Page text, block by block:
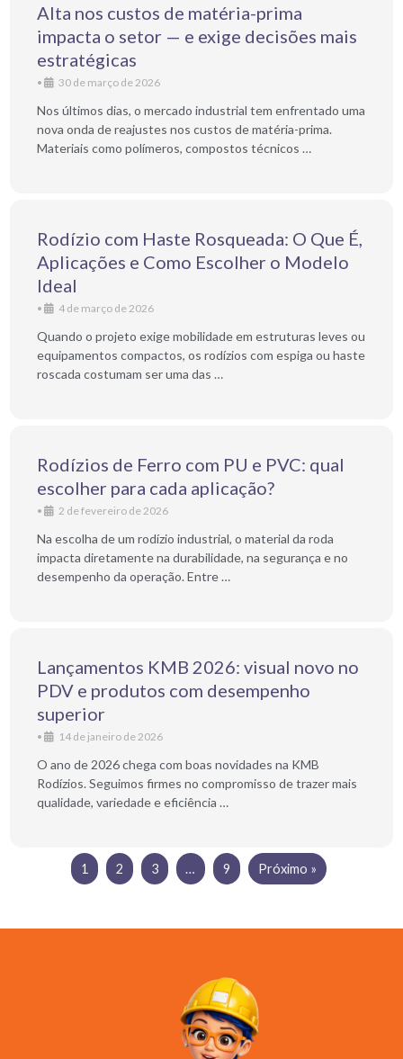
Alta nos custos de matéria-prima
impacta o setor — e exige decisões mais
estratégicas
• 30 de março de 2026
Nos últimos dias, o mercado industrial tem enfrentado uma
nova onda de reajustes nos custos de matéria-prima.
Materiais como polímeros, compostos técnicos …
Rodízio com Haste Rosqueada: O Que É,
Aplicações e Como Escolher o Modelo
Ideal
• 4 de março de 2026
Quando o projeto exige mobilidade em estruturas leves ou
equipamentos compactos, os rodízios com espiga ou haste
roscada costumam ser uma das …
Rodízios de Ferro com PU e PVC: qual
escolher para cada aplicação?
• 2 de fevereiro de 2026
Na escolha de um rodízio industrial, o material da roda
impacta diretamente na durabilidade, na segurança e no
desempenho da operação. Entre …
Lançamentos KMB 2026: visual novo no
PDV e produtos com desempenho
superior
• 14 de janeiro de 2026
O ano de 2026 chega com boas novidades na KMB
Rodízios. Seguimos firmes no compromisso de trazer mais
qualidade, variedade e eficiência …
1 2 3 … 9 Próximo »